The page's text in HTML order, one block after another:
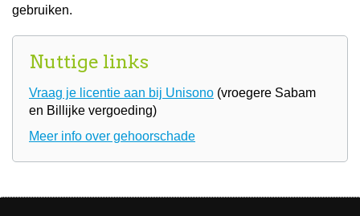
gebruiken.
Nuttige links
Vraag je licentie aan bij Unisono (vroegere Sabam
en Billijke vergoeding)
Meer info over gehoorschade